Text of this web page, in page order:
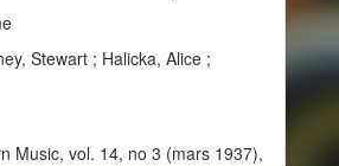
Stewart ; Halicka, Alice ;
Music, vol. 14, no 3 (mars 1937),